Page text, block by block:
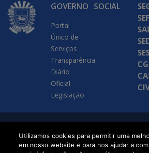
GOVERNO
Portal
Único de
Serviços
Transparência
Diário
Oficial
Legislação
SOCIAL
SETDIG | Secretaria-
Executiva de
Utilizamos cookies para permitir uma
em nosso website e para nos ajudar a